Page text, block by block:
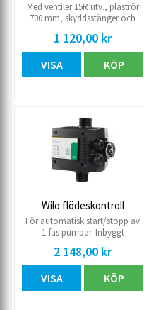
Med ventiler 15R utv., plaströr
700 mm, skyddsstänger och
Vattenståndställ 700 mm
1 120,00 kr
VISA KÖP
Wilo flödeskontroll
För automatisk start/stopp av
1-fas pumpar. Inbyggt
att montera. levereras med 1,3
m kabel, stickpropp och eluttag
för pumpen. Inlopp 25R utv i
botten, utlopp 25R utv i
2 148,00 kr
VISA KÖP